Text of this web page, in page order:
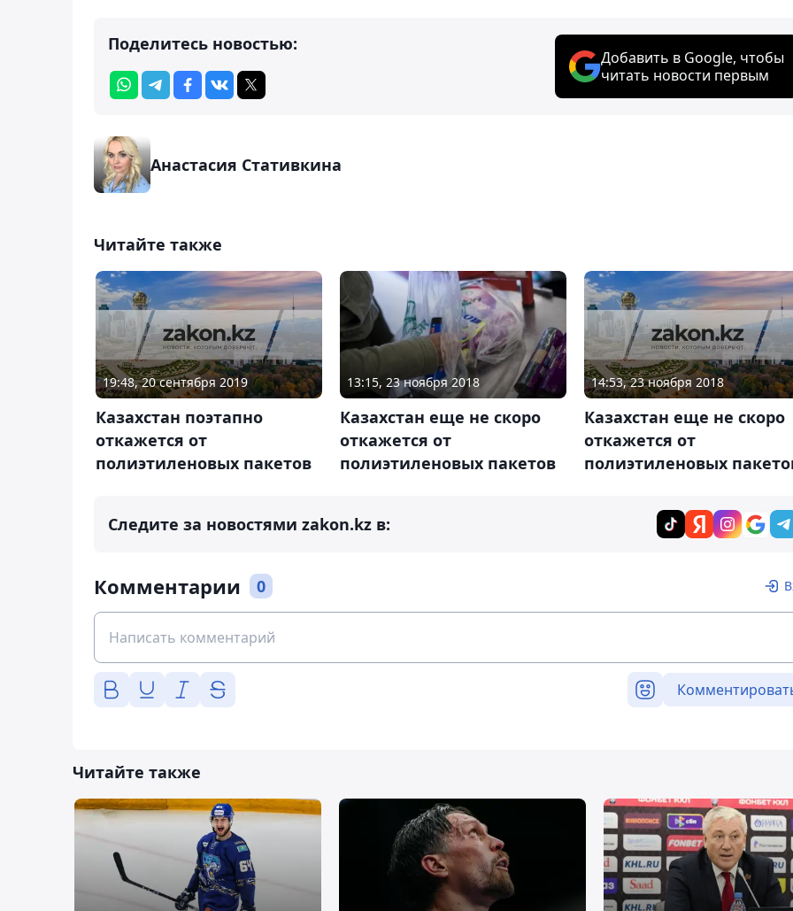
Поделитесь новостью:
Добавить в Google, чтобы
читать новости первым
Анастасия Стативкина
Читайте также
19:48, 20 сентября 2019
Казахстан поэтапно
откажется от
полиэтиленовых пакетов
13:15, 23 ноября 2018
Казахстан еще не скоро
откажется от
полиэтиленовых пакетов
14:53, 23 ноября 2018
Казахстан еще не скоро
откажется от
полиэтиленовых
Следите за новостями zakon.kz в:
Комментарии 0
Читайте также